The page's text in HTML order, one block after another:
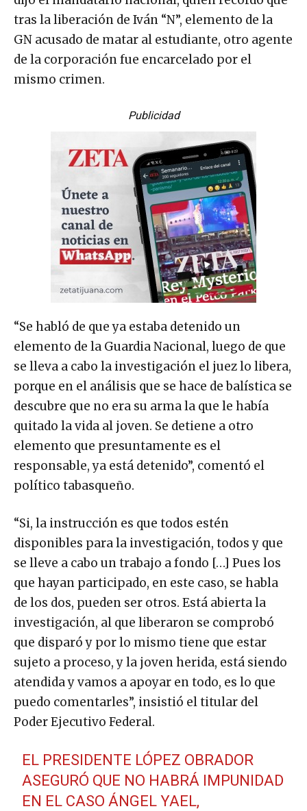
tras la liberación de Iván “N”, elemento de la
GN acusado de matar al estudiante, otro agente
de la corporación fue encarcelado por el
mismo crimen.
Publicidad
“Se habló de que ya estaba detenido un
elemento de la Guardia Nacional, luego de que
se lleva a cabo la investigación el juez lo libera,
porque en el análisis que se hace de balística se
descubre que no era su arma la que le había
quitado la vida al joven. Se detiene a otro
elemento que presuntamente es el
responsable, ya está detenido”, comentó el
político tabasqueño.
“Si, la instrucción es que todos estén
disponibles para la investigación, todos y que
se lleve a cabo un trabajo a fondo […] Pues los
que hayan participado, en este caso, se habla
de los dos, pueden ser otros. Está abierta la
investigación, al que liberaron se comprobó
que disparó y por lo mismo tiene que estar
sujeto a proceso, y la joven herida, está siendo
atendida y vamos a apoyar en todo, es lo que
puedo comentarles”, insistió el titular del
Poder Ejecutivo Federal.
EL PRESIDENTE LÓPEZ OBRADOR
ASEGURÓ QUE NO HABRÁ IMPUNIDAD
EN EL CASO ÁNGEL YAEL,